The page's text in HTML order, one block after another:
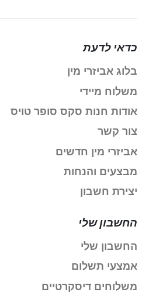
כדאי לדעת
בלוג אביזרי מין
משלוח מיידי
אודות חנות סקס סופר טויס
צור קשר
אביזרי מין חדשים
מבצעים והנחות
יצירת חשבון
החשבון שלי
החשבון שלי
אמצעי תשלום
משלוחים דיסקרטיים